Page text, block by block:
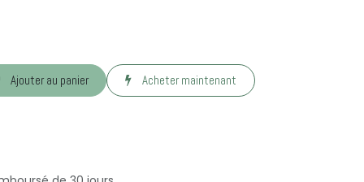
Ajouter au panier Acheter maintenant